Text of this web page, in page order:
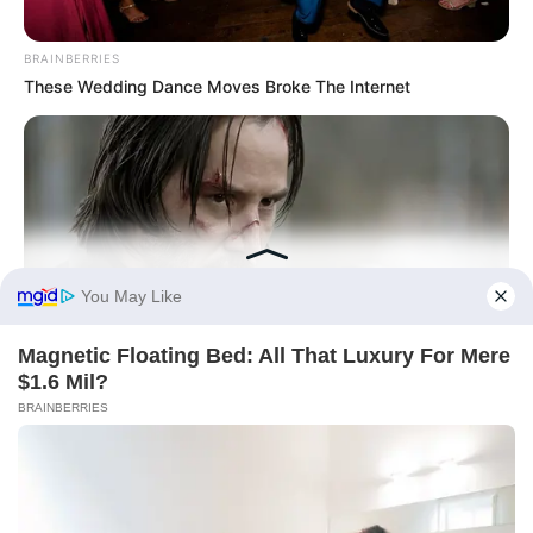
Történetek
Világ
Információ
Adatvédelmi irányelvek
Általános Szerződési Feltételek
Rólunk
Test Page
BRAINBERRIES
These Wedding Dance Moves Broke The Internet
BRAINBERRIES